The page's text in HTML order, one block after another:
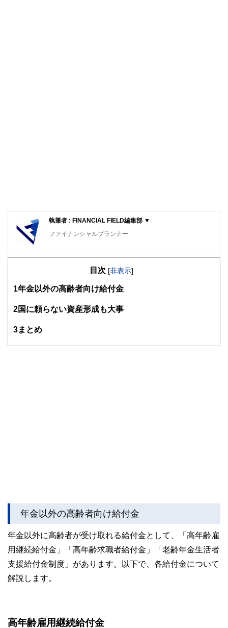
執筆者 : FINANCIAL FIELD編集部 ▼
ファイナンシャルプランナー
FinancialField編集部は、金融、経済に関する記事を、日々
知識がない方でも理解できるようわかりやすく発信していま
得者を中心に「お金や暮らし」に関する書籍・雑誌の編集経
験者で構成され、企画立案から記事掲載まですべての工程に
目次 [非表示]
1 年金以外の高齢者向け給付金
2 国に頼らない資産形成も大事
3まとめ
年金以外の高齢者向け給付金
年金以外に高齢者が受け取れる給付金として、「高年齢雇
用継続給付金」「高年齢求職者給付金」「老齢年金生活者
支援給付金制度」があります。以下で、各給付金について
解説します。
高年齢雇用継続給付金